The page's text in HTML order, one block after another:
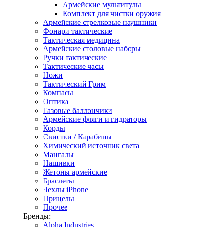
Армейские мультитулы
Комплект для чистки оружия
Армейские стрелковые наушники
Фонари тактические
Тактическая медицина
Армейские столовые наборы
Ручки тактические
Тактические часы
Ножи
Тактический Грим
Компасы
Оптика
Газовые баллончики
Армейские фляги и гидраторы
Корды
Свистки / Карабины
Химический источник света
Мангалы
Нашивки
Жетоны армейские
Браслеты
Чехлы iPhone
Прицелы
Прочее
Бренды:
Alpha Industries